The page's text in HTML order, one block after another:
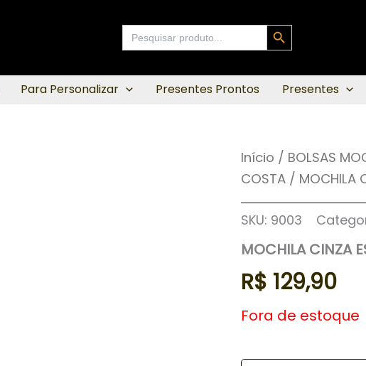
Search
for:
Search Button
Para Personalizar Presentes Prontos Presentes
Início / BOLSAS
COSTA / MOCHILA
SKU: 9003
MOCHILA CINZA
R$ 129,90
Fora de estoque